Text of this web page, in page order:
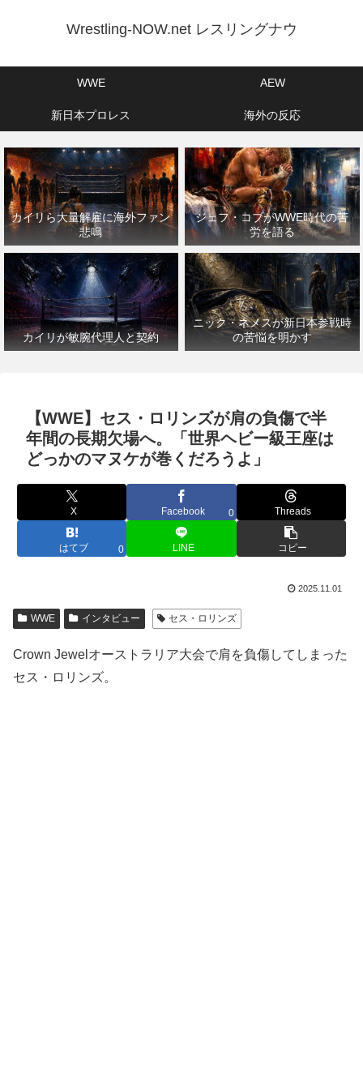
Wrestling-NOW.net レスリングナウ
WWE AEW
新日本プロレス 海外の反応
カイリら大量解雇に海外ファン
悲鳴
ジェフ・コブがWWE時代の苦
労を語る
カイリが敏腕代理人と契約
ニック・ネメスが新日本参戦時
の苦悩を明かす
【WWE】セス・ロリンズが肩の負傷で半
年間の長期欠場へ。「世界ヘビー級王座は
どっかのマヌケが巻くだろうよ」
X Facebook 0 Threads
はてブ 0 LINE コピー
2025.11.01
WWE インタビュー セス・ロリンズ
Crown Jewelオーストラリア大会で肩を負傷してしまった
セス・ロリンズ。